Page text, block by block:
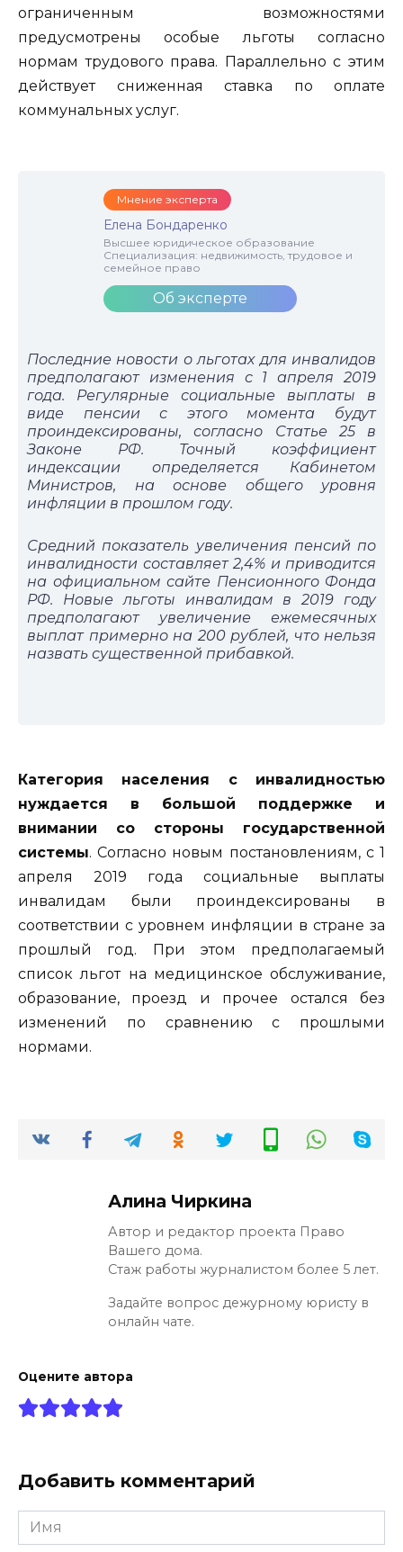
ограниченным возможностями
предусмотрены особые льготы согласно
нормам трудового права. Параллельно с этим
действует сниженная ставка по оплате
коммунальных услуг.
Мнение эксперта
Елена Бондаренко
Высшее юридическое образование
Специализация: недвижимость, трудовое и
семейное право
Об эксперте
Последние новости о льготах для инвалидов
предполагают изменения с 1 апреля 2019
года. Регулярные социальные выплаты в
виде пенсии с этого момента будут
проиндексированы, согласно Статье 25 в
Законе РФ. Точный коэффициент
индексации определяется Кабинетом
Министров, на основе общего уровня
инфляции в прошлом году.
Средний показатель увеличения пенсий по
инвалидности составляет 2,4% и приводится
на официальном сайте Пенсионного Фонда
РФ. Новые льготы инвалидам в 2019 году
предполагают увеличение ежемесячных
выплат примерно на 200 рублей, что нельзя
назвать существенной прибавкой.
Категория населения с инвалидностью
нуждается в большой поддержке и
внимании со стороны государственной
системы. Согласно новым постановлениям, с 1
апреля 2019 года социальные выплаты
инвалидам были проиндексированы в
соответствии с уровнем инфляции в стране за
прошлый год. При этом предполагаемый
список льгот на медицинское обслуживание,
образование, проезд и прочее остался без
изменений по сравнению с прошлыми
нормами.
Алина Чиркина
Автор и редактор проекта Право
Вашего дома.
Стаж работы журналистом более 5 лет.
Задайте вопрос дежурному юристу в
онлайн чате.
Оцените автора
Добавить комментарий
Имя
*